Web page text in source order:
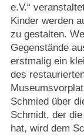
Online-
Sprache/
e.V.“
Kinder werden
zu gestalten.
Gegenstände
erstmalig ein
des
Schmied über
Schmidt, der
hat, wird dem